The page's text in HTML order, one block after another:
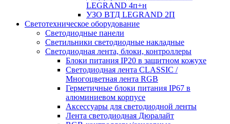
LEGRAND 4п+н
УЗО ВТД LEGRAND 2П
Светотехническое оборудование
Светодиодные панели
Светильники светодиодные накладные
Светодиодная лента, блоки, контроллеры
Блоки питания IP20 в защитном кожухе
Светодиодная лента CLASSIC /
Многоцветная лента RGB
Герметичные блоки питания IP67 в
алюминиевом корпусе
Аксессуары для светодиодной ленты
Лента светодиодная Дюралайт